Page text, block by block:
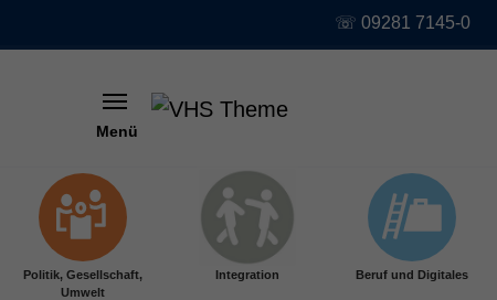
Skip to main content
☏ 09281 7145-0
Menü
Politik, Gesellschaft,
Umwelt
Integration Beruf und Digitales